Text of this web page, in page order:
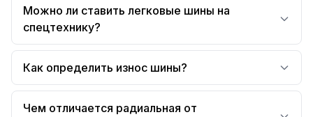
Можно ли ставить легковые шины на
спецтехнику?
Как определить износ шины?
Чем отличается радиальная от